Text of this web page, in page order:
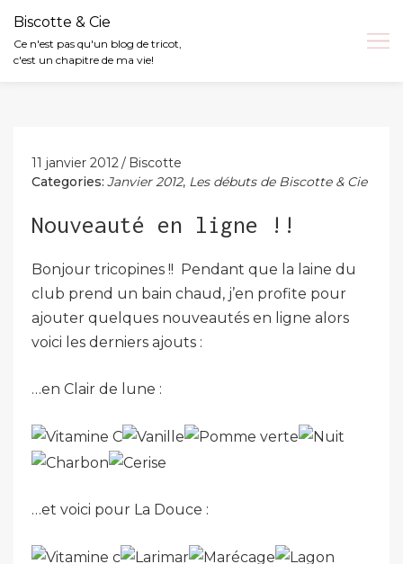
Biscotte & Cie
Ce n'est pas qu'un blog de tricot,
c'est un chapitre de ma vie!
11 janvier 2012
Biscotte
Categories: Janvier 2012, Les débuts de Biscotte & Cie
Nouveauté en ligne !!
Bonjour tricopines !! Pendant que la laine du
club prend un bain chaud, j’en profite pour
ajouter quelques nouveautés en ligne alors
voici les derniers ajouts :
…en Clair de lune :
…et voici pour La Douce :